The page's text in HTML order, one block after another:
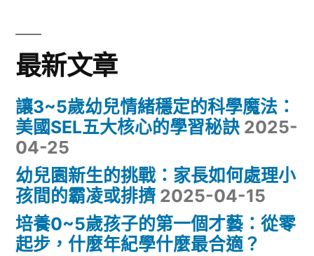
最新文章
讓3~5歲幼兒情緒穩定的科學魔法：
美國SEL五大核心的學習秘訣 2025-
04-25
幼兒園新生的挑戰：家長如何處理小
孩間的霸凌或排擠 2025-04-15
培養0~5歲孩子的第一個才藝：從零
起步，什麼年紀學什麼最合適？